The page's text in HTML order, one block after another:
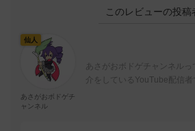
このレビューの投稿
仙人
あさがおボドゲチ
ャンネル
あさがおボドゲチャンネル
介をしているYouTube配信者